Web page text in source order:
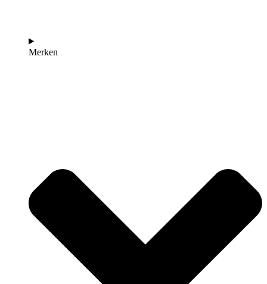
Merken